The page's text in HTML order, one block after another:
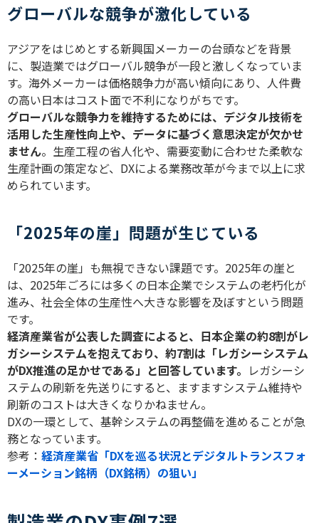
グローバルな競争が激化している
アジアをはじめとする新興国メーカーの台頭などを背景
に、製造業ではグローバル競争が一段と激しくなっていま
す。海外メーカーは価格競争力が高い傾向にあり、人件費
の高い日本はコスト面で不利になりがちです。
グローバルな競争力を維持するためには、デジタル技術を
活用した生産性向上や、データに基づく意思決定が欠かせ
ません。生産工程の省人化や、需要変動に合わせた柔軟な
生産計画の策定など、 DXによる業務改革が今まで以上に求
められています。
「2025年の崖」問題が生じている
「2025年の崖」も無視できない課題です。 2025年の崖と
は、 2025年ごろには多くの日本企業でシステムの老朽化が
進み、社会全体の生産性へ大きな影響を及ぼすという問題
です。
経済産業省が公表した調査によると、日本企業の約8割がレ
ガシーシステムを抱えており、約7割は「レガシーシステム
がDX推進の足かせである」と回答しています。 レガシーシ
ステムの刷新を先送りにすると、ますますシステム維持や
刷新のコストは大きくなりかねません。
DXの一環として、基幹システムの再整備を進めることが急
務となっています。
参考： 経済産業省「DXを巡る状況とデジタルトランスフォ
ーメーション銘柄（DX銘柄）の狙い」